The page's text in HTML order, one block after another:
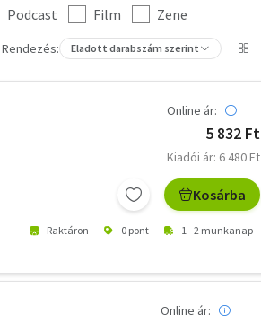
Podcast Film
Zene
Rendezés: Eladott darabszám szerint
Online ár:
5 832 Ft
Kiadói ár: 6 480 Ft
Kosárba
Raktáron 0 pont 1 - 2 munkanap
Online ár: